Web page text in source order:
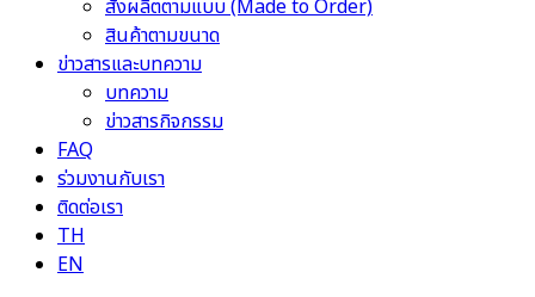
สั่งผลิตตามแบบ (Made to Order)
สินค้าตามขนาด
ข่าวสารและบทความ
บทความ
ข่าวสารกิจกรรม
FAQ
ร่วมงานกับเรา
ติดต่อเรา
TH
EN